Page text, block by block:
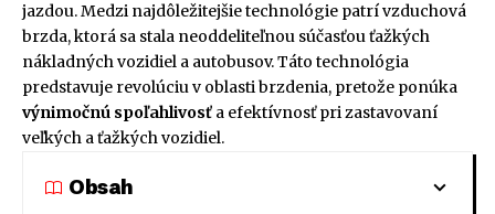
jazdou. Medzi najdôležitejšie technológie patrí vzduchová
brzda, ktorá sa stala neoddeliteľnou súčasťou ťažkých
nákladných vozidiel a autobusov. Táto technológia
predstavuje revolúciu v oblasti brzdenia, pretože ponúka
výnimočnú spoľahlivosť a efektívnosť pri zastavovaní
veľkých a ťažkých vozidiel.
Obsah